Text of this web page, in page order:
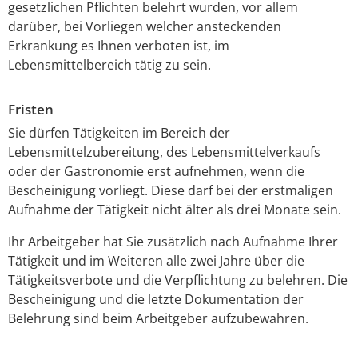
gesetzlichen Pflichten belehrt wurden, vor allem
darüber, bei Vorliegen welcher ansteckenden
Erkrankung es Ihnen verboten ist, im
Lebensmittelbereich tätig zu sein.
Fristen
Sie dürfen Tätigkeiten im Bereich der
Lebensmittelzubereitung, des Lebensmittelverkaufs
oder der Gastronomie erst aufnehmen, wenn die
Bescheinigung vorliegt. Diese darf bei der erstmaligen
Aufnahme der Tätigkeit nicht älter als drei Monate sein.
Ihr Arbeitgeber hat Sie zusätzlich nach Aufnahme Ihrer
Tätigkeit und im Weiteren alle zwei Jahre über die
Tätigkeitsverbote und die Verpflichtung zu belehren. Die
Bescheinigung und die letzte Dokumentation der
Belehrung sind beim Arbeitgeber aufzubewahren.